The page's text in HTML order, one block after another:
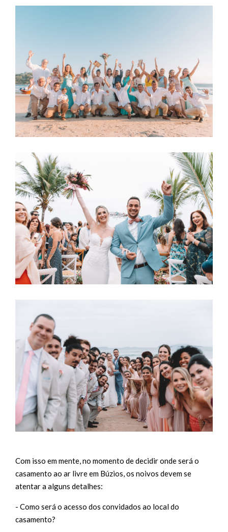
Com isso em mente, no momento de decidir onde será o
casamento ao ar livre em Búzios, os noivos devem se
atentar a alguns detalhes:
- Como será o acesso dos convidados ao local do
casamento?